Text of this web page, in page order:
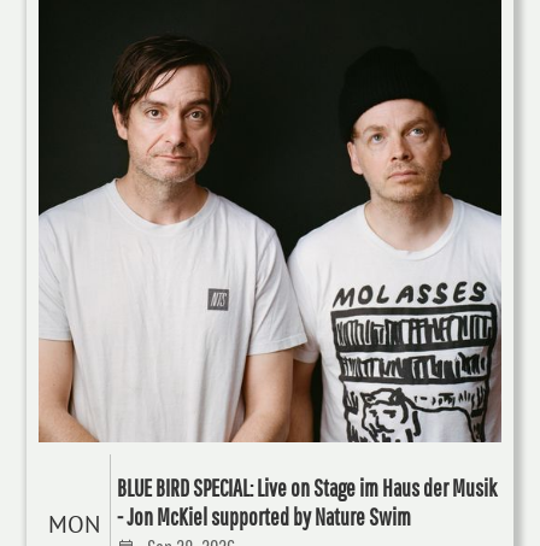
MON
BLUE BIRD SPECIAL: Live on Stage im Haus der Musik
- Jon McKiel supported by Nature Swim